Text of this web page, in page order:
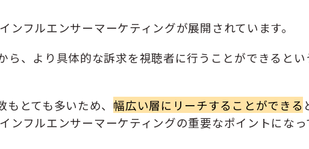
フルエンサーマーケティングが展開されています。
ら、より具体的な訴求を視聴者に行うことができるとい
とても多いため、 幅広い層にリーチすることができる
ンフルエンサーマーケティングの重要なポイントになっ